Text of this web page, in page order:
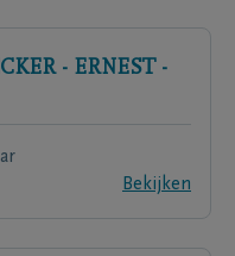
- ERNEST -
Bekijken